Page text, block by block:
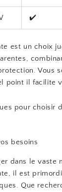
✔️
est un choix
Vous
point il facilite
pour choisir
besoins
dans le vaste
il est
Que